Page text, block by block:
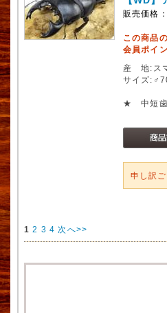
販売価格
この商品
会員ポイ
産 地:ス
サイズ
★ 中短
申し訳
1 2 3 4 次へ>>